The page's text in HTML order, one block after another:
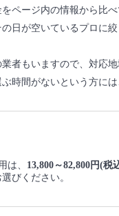
ページ内の情報から比べ
日が空いているプロに
者もいますので、対応地
時間がないという方に
は、 13,800～82,800円(税
びください。